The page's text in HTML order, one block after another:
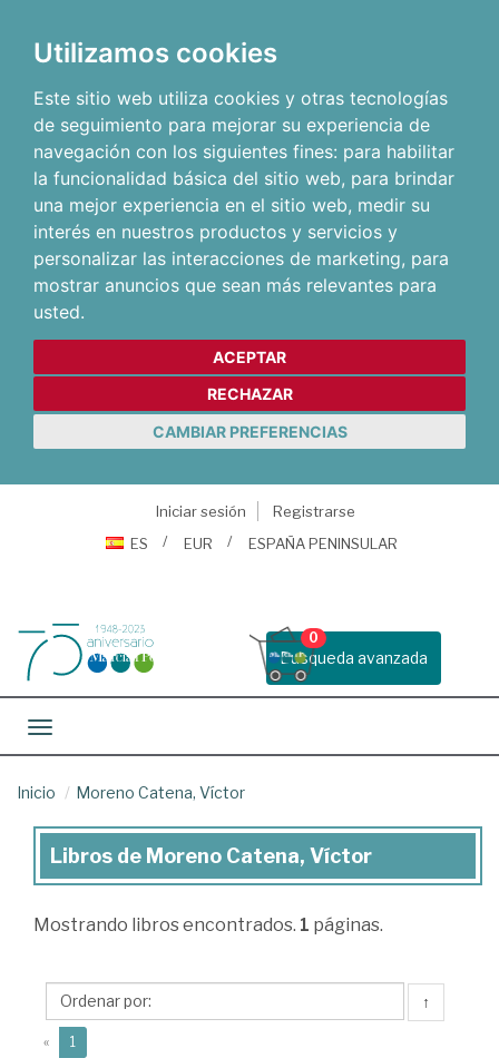
Utilizamos cookies
Este sitio web utiliza cookies y otras tecnologías
de seguimiento para mejorar su experiencia de
navegación con los siguientes fines: para habilitar
la funcionalidad básica del sitio web, para brindar
una mejor experiencia en el sitio web, medir su
interés en nuestros productos y servicios y
personalizar las interacciones de marketing, para
mostrar anuncios que sean más relevantes para
usted.
ACEPTAR
RECHAZAR
CAMBIAR PREFERENCIAS
Iniciar sesión
Registrarse
ES
EUR ESPAÑA PENINSULAR
Busqueda avanzada
0
Toggle navigation
Inicio Moreno Catena, Víctor
Libros
Moreno
Víctor
Libros de Moreno Catena, Víctor
Mostrando libros encontrados. 1 páginas.
↑
« 1